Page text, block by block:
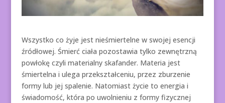
Wszystko co żyje jest nieśmiertelne w swojej esencji
źródłowej. Śmierć ciała pozostawia tylko zewnętrzną
powłokę czyli materialny skafander. Materia jest
śmiertelna i ulega przekształceniu, przez zburzenie
formy lub jej spalenie. Natomiast życie to energia i
świadomość, która po uwolnieniu z formy fizycznej